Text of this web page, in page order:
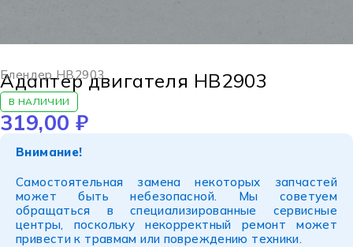
Блендер HB2903
Адаптер двигателя HB2903
В НАЛИЧИИ
319,00 ₽
Внимание!
Самостоятельная замена некоторых запчастей
может быть небезопасной. Мы советуем
обращаться в специализированные сервисные
центры, поскольку некорректный ремонт может
привести к травмам или повреждению техники.